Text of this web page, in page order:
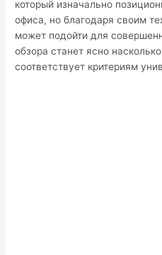
который изначально
офиса, но благодаря своим
может подойти для
обзора станет ясно
соответствует критериям